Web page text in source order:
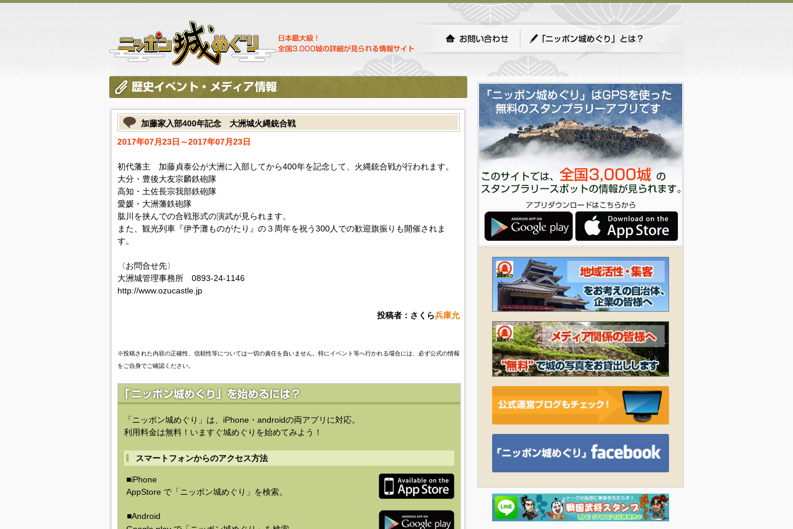
加藤家入部400年記念 大洲城火縄銃合戦
2017年07月23日～2017年07月23日
初代藩主 加藤貞泰公が大洲に入部してから400年を記念して、火縄銃合戦が行われます。
大分・豊後大友宗麟鉄砲隊
高知・土佐長宗我部鉄砲隊
愛媛・大洲藩鉄砲隊
肱川を挟んでの合戦形式の演武が見られます。
また、観光列車『伊予灘ものがたり』の３周年を祝う300人での歓迎旗振りも開催されま
す。
〈お問合せ先〉
大洲城管理事務所 0893-24-1146
http://www.ozucastle.jp
投稿者：さくら兵庫允
※投稿された内容の正確性、信頼性等については一切の責任を負いません。特にイベント等へ行かれる場合には、必ず公式の情報
をご自身でご確認ください。
「ニッポン城めぐり」は、iPhone・androidの両アプリに対応。
利用料金は無料！いますぐ城めぐりを始めてみよう！
スマートフォンからのアクセス方法
■iPhone
AppStore で「ニッポン城めぐり」を検索。
■Android